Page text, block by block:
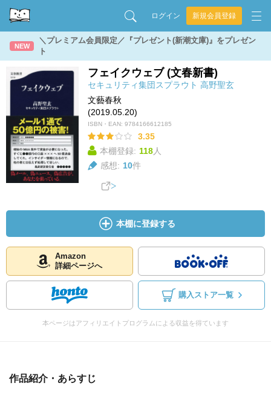
ログイン 新規会員登録
NEW
＼プレミアム会員限定／『プレゼント(新潮文庫)』をプレゼン
ト
フェイクウェブ (文春新書)
セキュリティ集団スプラウト 高野聖玄
文藝春秋
(2019.05.20)
ISBN・EAN: 9784166612185
3.35
本棚登録: 118人
感想: 10件
本棚に登録する
Amazon
詳細ページへ
購入ストア一覧
本ページはアフィリエイトプログラムによる収益を得ています
作品紹介・あらすじ